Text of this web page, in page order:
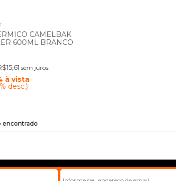
CAMELBAK
600ML BRANCO
sem juros
à vista
desc.)
encontrado